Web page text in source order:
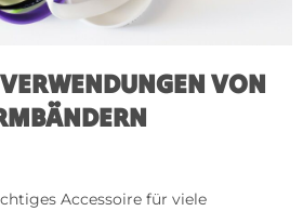
VON
Accessoire für viele